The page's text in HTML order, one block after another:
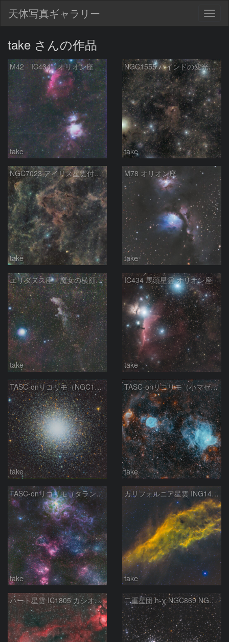
天体写真ギャラリー
take さんの作品
M42 IC434 オリオン座
take
NGC1555 ハインドの変光星 おうし座
take
NGC7023 アイリス星雲付近の分子雲
take
M78 オリオン座
take
エリダヌス座 魔女の横顔星雲 IC 2118
take
IC434 馬頭星雲 オリオン座
take
TASC-onリコリモ（NGC104/きょしちょう座47)
take
TASC-onリコリモ（小マゼラン星雲の周辺部)
take
TASC-onリコリモ（タランチュラ星雲/南北)
take
カリフォルニア星雲 ING1499 ペルセウス座
take
ハート星雲 IC1805 カシオペア座 二重星団 h-χ NGC869 NGC884 ペルセウス座